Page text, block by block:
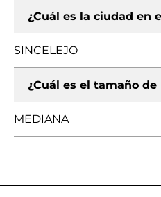
¿Cuál es la ciudad en
SINCELEJO
¿Cuál es el tamaño de
MEDIANA